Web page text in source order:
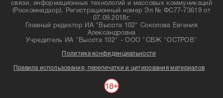
связи, информационных технологий и массовых коммуникаций
(Роскомнадзор). Регистрационный номер Эл № ФС77-73619 от
07.09.2018г.
Главный редактор ИА "Высота 102" Соколова Евгения
Александровна
Учредитель ИА "Высота 102" - ООО "СВЖ "ОСТРОВ"
Политика конфиденциальности
Правила использования, перепечатки и цитирования материалов